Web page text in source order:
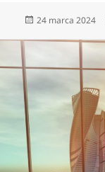
Data
24 marca 2024